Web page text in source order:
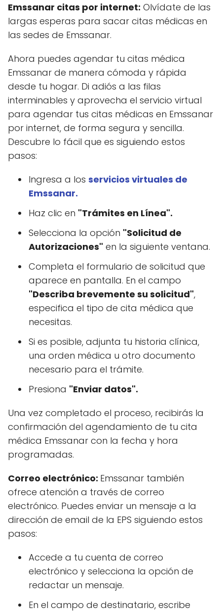
Emssanar citas por internet: Olvídate de las
largas esperas para sacar citas médicas en
las sedes de Emssanar.
Ahora puedes agendar tu citas médica
Emssanar de manera cómoda y rápida
desde tu hogar. Di adiós a las filas
interminables y aprovecha el servicio virtual
para agendar tus citas médicas en Emssanar
por internet, de forma segura y sencilla.
Descubre lo fácil que es siguiendo estos
pasos:
Ingresa a los servicios virtuales de
Emssanar.
Haz clic en "Trámites en Línea".
Selecciona la opción "Solicitud de
Autorizaciones" en la siguiente ventana.
Completa el formulario de solicitud que
aparece en pantalla. En el campo
"Describa brevemente su solicitud",
especifica el tipo de cita médica que
necesitas.
Si es posible, adjunta tu historia clínica,
una orden médica u otro documento
necesario para el trámite.
Presiona "Enviar datos".
Una vez completado el proceso, recibirás la
confirmación del agendamiento de tu cita
médica Emssanar con la fecha y hora
programadas.
Correo electrónico: Emssanar también
ofrece atención a través de correo
electrónico. Puedes enviar un mensaje a la
dirección de email de la EPS siguiendo estos
pasos:
Accede a tu cuenta de correo
electrónico y selecciona la opción de
redactar un mensaje.
En el campo de destinatario, escribe